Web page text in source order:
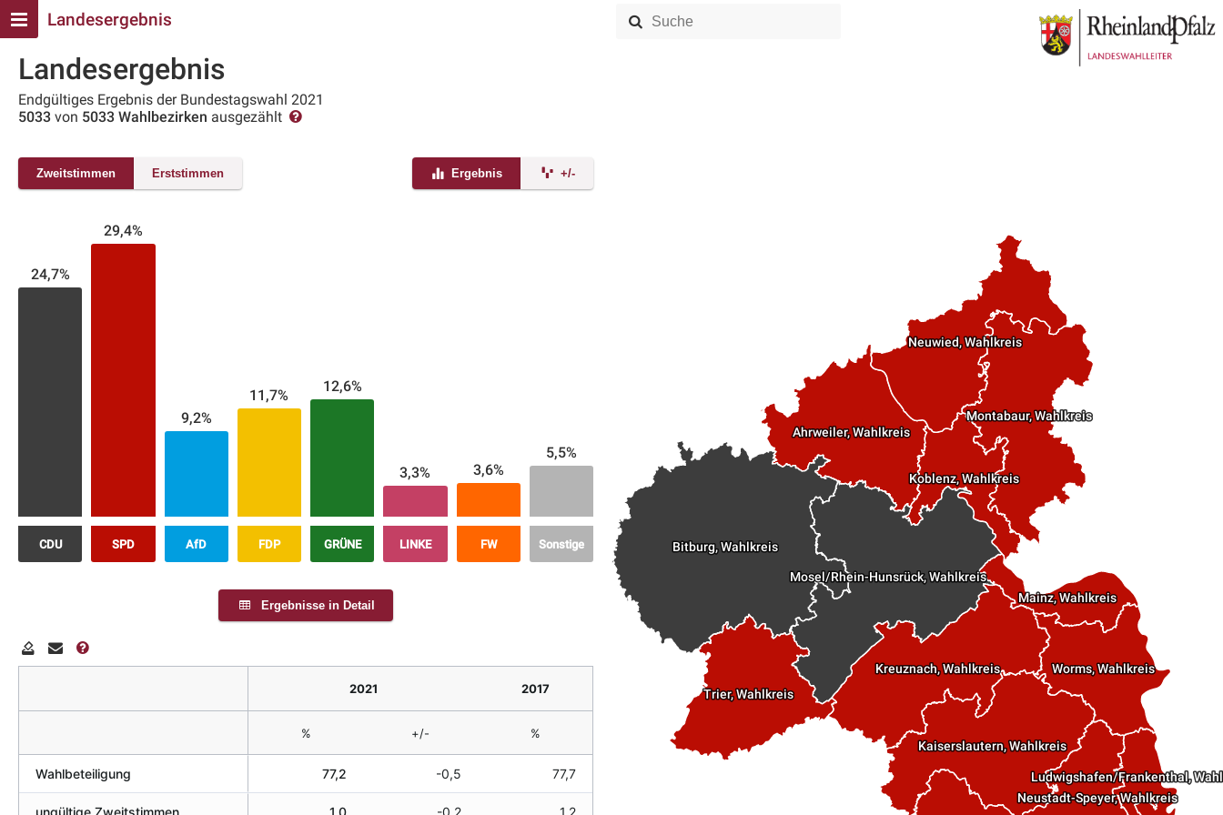
Landesergebnis
Landesergebnis
Endgültiges Ergebnis der Bundestagswahl 2021
5033 von 5033 Wahlbezirken ausgezählt
Zweitstimmen Erststimmen Ergebnis +/-
24,7%
29,4%
9,2%
11,7% 12,6%
3,3% 3,6%
5,5%
CDU SPD AfD FDP GRÜNE LINKE FW Sonstige
Ergebnisse in Detail
2021 2017
% +/- %
Wahlbeteiligung
ungültige Zweitstimmen
77,2 -0,5 77,7
1,0 -0,2 1,2
Ahrweiler, Wahlkreis
Bitburg, Wahlkreis
Kaiserslautern, Wahlkreis
Koblenz, Wahlkreis
Kreuznach, Wahlkreis
Ludwigshafen/Frankenthal,
Mainz, Wahlkreis
Montabaur, Wahlkreis
Mosel/Rhein-Hunsrück, Wahlkreis
Neustadt-Speyer, Wahlkreis
Neuwied, Wahlkreis
Trier, Wahlkreis
Worms, Wahlkreis